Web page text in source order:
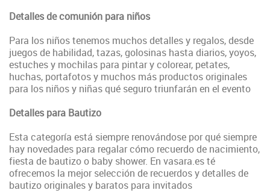
Detalles de comunión para niños
Para los niños tenemos muchos detalles y regalos, desde
juegos de habilidad, tazas, golosinas hasta diarios, yoyos,
estuches y mochilas para pintar y colorear, petates,
huchas, portafotos y muchos más productos originales
para los niños y niñas qué seguro triunfarán en el evento
Detalles para Bautizo
Esta categoría está siempre renovándose por qué siempre
hay novedades para regalar cómo recuerdo de nacimiento,
fiesta de bautizo o baby shower. En vasara.es té
ofrecemos la mejor selección de recuerdos y detalles de
bautizo originales y baratos para invitados